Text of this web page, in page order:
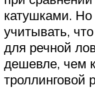
катушками. Но
учитывать,
для речной
дешевле, чем
троллинговой